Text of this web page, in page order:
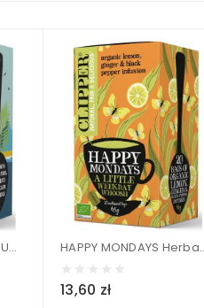
Herbatka BRAZILIAN SUNSET Yerba Mate z Mięta i Limonką (20x2g) BIO - CLIPPER 40 g HAPPY MONDAYS Herbatka
13,60 zł